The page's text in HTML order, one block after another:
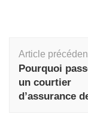
d'article
Article
Pourquoi
un courtier
d’assurance